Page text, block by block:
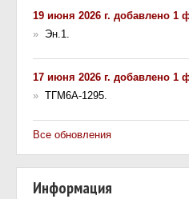
19 июня 2026 г. добавлено 1
» Эн.1.
17 июня 2026 г. добавлено 1
» ТГМ6А-1295.
Все обновления
Информация